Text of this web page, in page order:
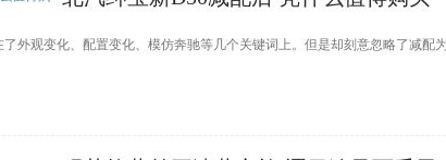
外观变化、配置变化、模仿奔驰等几个关键词上。但是却刻意忽略了减配